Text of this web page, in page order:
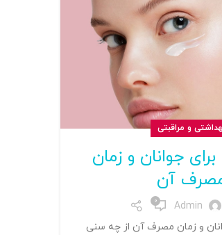
و مراقبتی
جوانان و زمان
آن
Admin
0
و زمان مصرف آن از چه سنی